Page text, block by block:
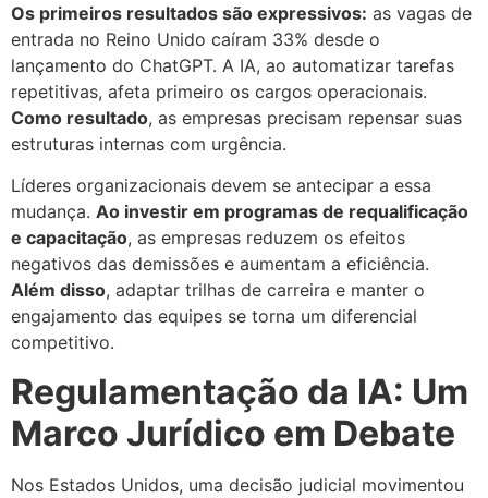
Os primeiros resultados são expressivos: as vagas de
entrada no Reino Unido caíram 33% desde o
lançamento do ChatGPT. A IA, ao automatizar tarefas
repetitivas, afeta primeiro os cargos operacionais.
Como resultado, as empresas precisam repensar suas
estruturas internas com urgência.
Líderes organizacionais devem se antecipar a essa
mudança. Ao investir em programas de requalificação
e capacitação, as empresas reduzem os efeitos
negativos das demissões e aumentam a eficiência.
Além disso, adaptar trilhas de carreira e manter o
engajamento das equipes se torna um diferencial
competitivo.
Regulamentação da IA: Um
Marco Jurídico em Debate
Nos Estados Unidos, uma decisão judicial movimentou